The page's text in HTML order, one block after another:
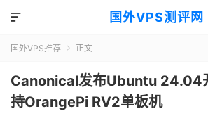
国外VPS测评网

国外VPS推荐  正文
Canonical发布Ubuntu 24.04
持OrangePi RV2单板机